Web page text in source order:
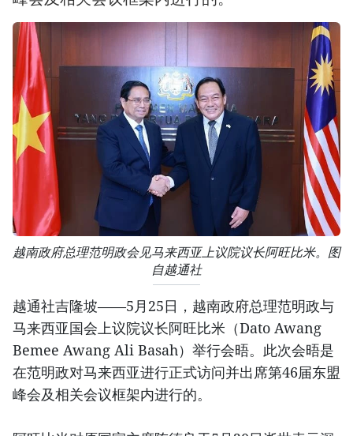
越南政府总理范明政会见马来西亚上议院议长阿旺比米。图
自越通社
越通社吉隆坡——5月25日，越南政府总理范明政与
马来西亚国会上议院议长阿旺比米（Dato Awang
Bemee Awang Ali Basah）举行会晤。此次会晤是
在范明政对马来西亚进行正式访问并出席第46届东盟
峰会及相关会议框架内进行的。